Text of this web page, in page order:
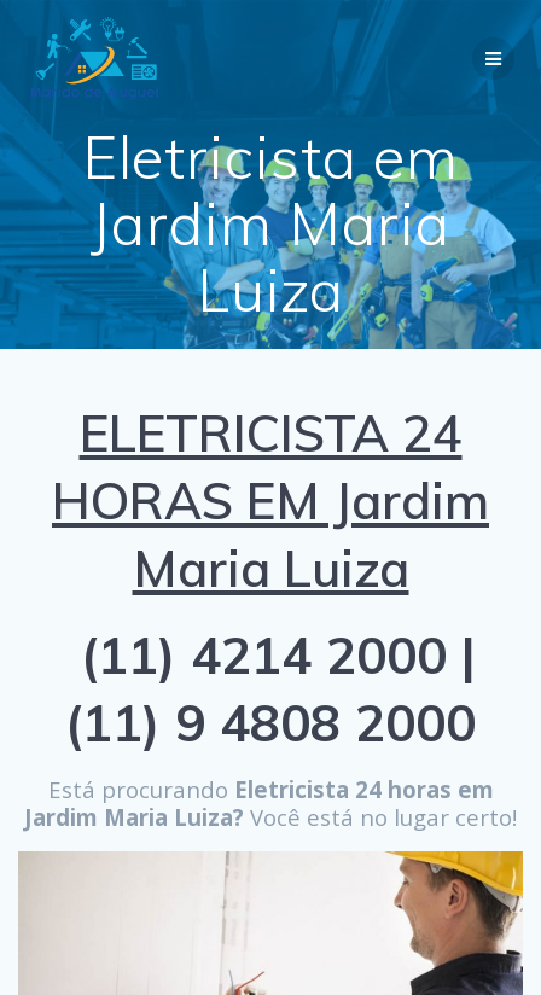
Eletricista em
Jardim Maria
Luiza
ELETRICISTA 24
HORAS EM Jardim
Maria Luiza
(11) 4214 2000 |
(11) 9 4808 2000
Está procurando Eletricista 24 horas em
Jardim Maria Luiza? Você está no lugar certo!